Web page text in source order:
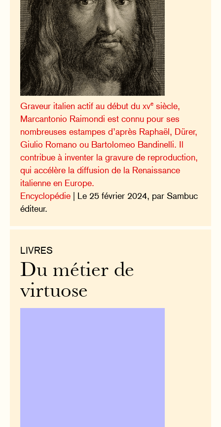
Graveur italien actif au début duxve siècle,
Marcantonio Raimondi est connu pour ses
nombreuses estampes d’après Raphaël, Dürer,
Giulio Romano ou Bartolomeo Bandinelli. Il
contribue à inventer la gravure de reproduction,
qui accélère la diffusion de la Renaissance
italienne en Europe.
Encyclopédie | Le 25 février 2024, par Sambuc
éditeur.
LIVRES
Du métier de
virtuose